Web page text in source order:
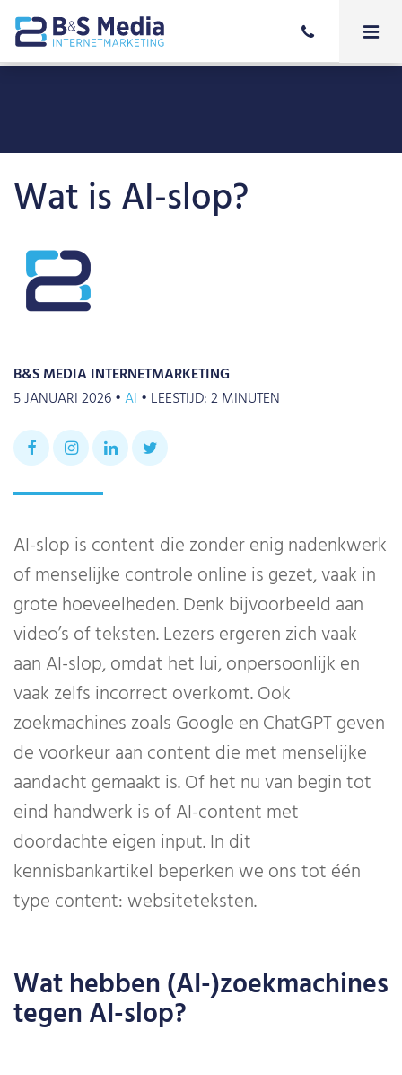
Wat is AI-slop?
B&S MEDIA INTERNETMARKETING
5 JANUARI 2026 •AI• LEESTIJD:2MINUTEN
AI-slop is content die zonder enig nadenkwerk
of menselijke controle online is gezet, vaak in
grote hoeveelheden. Denk bijvoorbeeld aan
video’s of teksten. Lezers ergeren zich vaak
aan AI-slop, omdat het lui, onpersoonlijk en
vaak zelfs incorrect overkomt. Ook
zoekmachines zoals Google en ChatGPT geven
de voorkeur aan content die met menselijke
aandacht gemaakt is. Of het nu van begin tot
eind handwerk is of AI-content met
doordachte eigen input. In dit
kennisbankartikel beperken we ons tot één
type content: websiteteksten.
Wat hebben (AI-)zoekmachines
tegen AI-slop?